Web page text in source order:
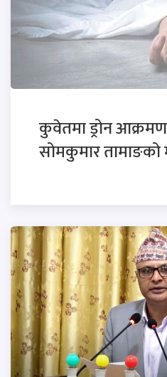
कुवेतमा ड्रोन
सोमकुमार तामाङको